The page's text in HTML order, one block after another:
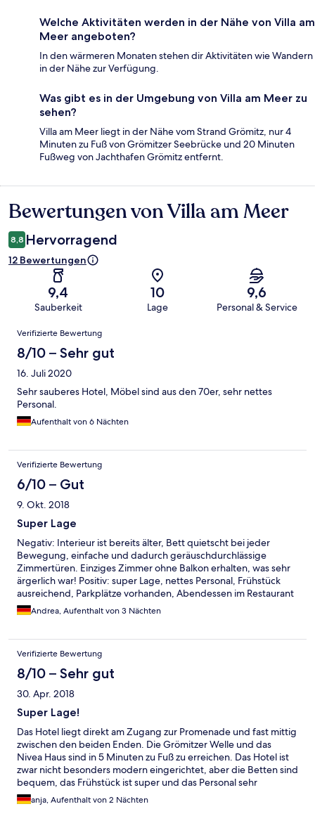
Welche Aktivitäten werden in der Nähe von Villa am
Meer angeboten?
In den wärmeren Monaten stehen dir Aktivitäten wie Wandern
in der Nähe zur Verfügung.
Was gibt es in der Umgebung von Villa am Meer zu
sehen?
Villa am Meer liegt in der Nähe vom Strand Grömitz, nur 4
Minuten zu Fuß von Grömitzer Seebrücke und 20 Minuten
Fußweg von Jachthafen Grömitz entfernt.
Bewertungen
Bewertungen von Villa am Meer
8,8 Hervorragend
12 Bewertungen
9,4
Sauberkeit
10
Lage
9,6
Personal & Service
Bewertungen
Verifizierte Bewertung
8/10 – Sehr gut
16. Juli 2020
Sehr sauberes Hotel, Möbel sind aus den 70er, sehr nettes
Personal.
Aufenthalt von 6 Nächten
Verifizierte Bewertung
6/10 – Gut
9. Okt. 2018
Super Lage
Negativ: Interieur ist bereits älter, Bett quietscht bei jeder
Bewegung, einfache und dadurch geräuschdurchlässige
Zimmertüren. Einziges Zimmer ohne Balkon erhalten, was sehr
ärgerlich war! Positiv: super Lage, nettes Personal, Frühstück
ausreichend, Parkplätze vorhanden, Abendessen im Restaurant
war sehr gut.
Andrea, Aufenthalt von 3 Nächten
Verifizierte Bewertung
8/10 – Sehr gut
30. Apr. 2018
Super Lage!
Das Hotel liegt direkt am Zugang zur Promenade und fast mittig
zwischen den beiden Enden. Die Grömitzer Welle und das
Nivea Haus sind in 5 Minuten zu Fuß zu erreichen. Das Hotel ist
zwar nicht besonders modern eingerichtet, aber die Betten sind
bequem, das Frühstück ist super und das Personal sehr
freundlich. Wir haben uns an unserem Erholungswochenende
sehr wohl dort gefüllt und werden wieder kommen.
anja, Aufenthalt von 2 Nächten